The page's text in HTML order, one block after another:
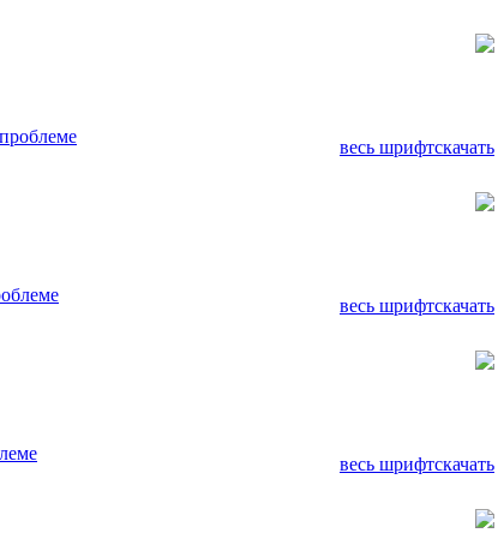
весь шрифтскачать
весь шрифтскачать
весь шрифтскачать